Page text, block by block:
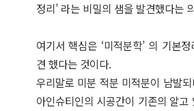
정리’ 라는 비밀의 샘을 발견했다는
여기서 핵심은 ‘미적분학’ 의 기본
견 했다는 것이다.
우리말로 미분 적분 미적분이 남발
아인슈티인의 시공간이 기존의 알